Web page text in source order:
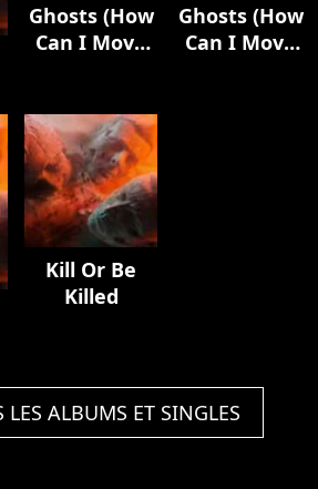
Ghosts (How
Can I Move
Farmer]
Ghosts (How
Can I Move
Kill Or Be
Killed
LES ALBUMS ET SINGLES